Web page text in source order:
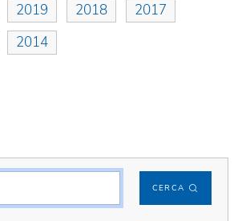
2019 2018
2017
2014
CERCA